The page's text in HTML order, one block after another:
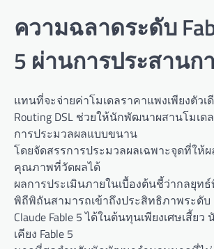
ความฉลาดระดับ
5 ผ่านการประสานก
แทนที่จะจ่ายค่าโมเดลราคาแพงเพียงตัว
Routing DSL ช่วยให้นักพัฒนาผสานโมเด
การประมวลผลแบบขนาน
โดยจัดสรรการประมวลผลเฉพาะจุดที่ให้
คุณภาพที่วัดผลได้
ผลการประเมินภายในเบื้องต้นชี้ว่ากลยุท
พิถีพิถันสามารถเข้าถึงประสิทธิภาพระดับ
Claude Fable 5 ได้ในต้นทุนเพียงเศษเสี้ยว
เคียง Fable 5